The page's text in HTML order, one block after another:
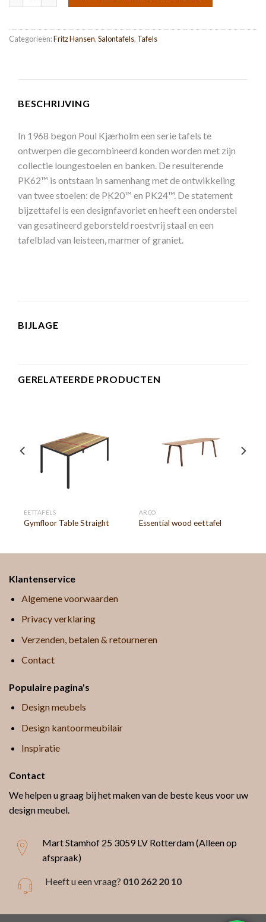
Categorieën:Fritz Hansen,Salontafels, Tafels
BESCHRIJVING
In 1968 begon Poul Kjærholm een ​​serie tafels te
ontwerpen die gecombineerd konden worden met zijn
collectie loungestoelen en banken. De resulterende
PK62™ is ontstaan ​​in samenhang met de ontwikkeling
van twee stoelen: de PK20™ en PK24™. De statement
bijzettafel is een designfavoriet en heeft een onderstel
van gesatineerd geborsteld roestvrij staal en een
tafelblad van leisteen, marmer of graniet.
BIJLAGE
GERELATEERDE PRODUCTEN
EETTAFELS
Gymfloor Table Straight
ARCO
Essential wood eettafel
Klantenservice
Algemene voorwaarden
Privacy verklaring
Verzenden, betalen & retourneren
Contact
Populaire pagina's
Design meubels
Design kantoormeubilair
Inspiratie
Contact
We helpen u graag bij het maken van de beste keus voor uw
design meubel.
Mart Stamhof 25 3059 LV Rotterdam (Alleen op
afspraak)
Heeft u een vraag? 010 262 20 10